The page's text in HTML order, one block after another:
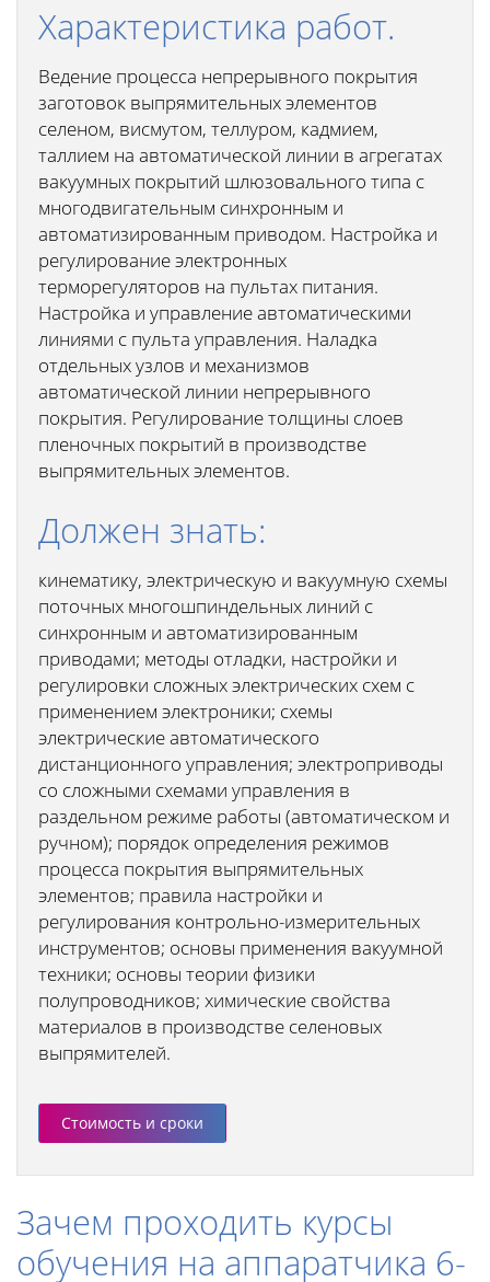
Характеристика работ.
Ведение процесса непрерывного покрытия
заготовок выпрямительных элементов
селеном, висмутом, теллуром, кадмием,
таллием на автоматической линии в агрегатах
вакуумных покрытий шлюзовального типа с
многодвигательным синхронным и
автоматизированным приводом. Настройка и
регулирование электронных
терморегуляторов на пультах питания.
Настройка и управление автоматическими
линиями с пульта управления. Наладка
отдельных узлов и механизмов
автоматической линии непрерывного
покрытия. Регулирование толщины слоев
пленочных покрытий в производстве
выпрямительных элементов.
Должен знать:
кинематику, электрическую и вакуумную схемы
поточных многошпиндельных линий с
синхронным и автоматизированным
приводами; методы отладки, настройки и
регулировки сложных электрических схем с
применением электроники; схемы
электрические автоматического
дистанционного управления; электроприводы
со сложными схемами управления в
раздельном режиме работы (автоматическом и
ручном); порядок определения режимов
процесса покрытия выпрямительных
элементов; правила настройки и
регулирования контрольно-измерительных
инструментов; основы применения вакуумной
техники; основы теории физики
полупроводников; химические свойства
материалов в производстве селеновых
выпрямителей.
Стоимость и сроки
Зачем проходить курсы
обучения на аппаратчика 6-